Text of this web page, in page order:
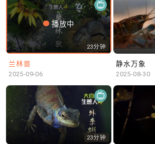
播放中
23分钟
兰林兽
2025-09-06
静水万象
2025-08-30
23分钟